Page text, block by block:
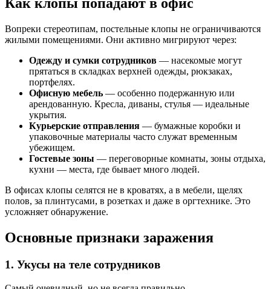
Как клопы попадают в офис
Вопреки стереотипам, постельные клопы не ограничиваются
жилыми помещениями. Они активно мигрируют через:
Одежду и сумки сотрудников — насекомые могут
прятаться в складках верхней одежды, рюкзаках,
портфелях.
Офисную мебель — особенно подержанную или
арендованную. Кресла, диваны, стулья — идеальные
укрытия.
Курьерские отправления — бумажные коробки и
упаковочные материалы часто служат временным
убежищем.
Гостевые зоны — переговорные комнаты, зоны отдыха,
кухни — места, где бывает много людей.
В офисах клопы селятся не в кроватях, а в мебели, щелях
полов, за плинтусами, в розетках и даже в оргтехнике. Это
усложняет обнаружение.
Основные признаки заражения
1. Укусы на теле сотрудников